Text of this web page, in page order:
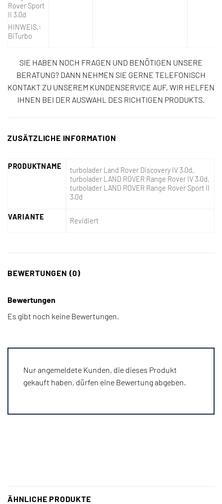
Rover Sport
II 3.0d
HINWEIS,:
BiTurbo
SIE HABEN NOCH FRAGEN UND BENÖTIGEN UNSERE
BERATUNG? DANN NEHMEN SIE GERNE TELEFONISCH
KONTAKT ZU UNSEREM KUNDENSERVICE AUF, WIR HELFEN
IHNEN BEI DER AUSWAHL DES RICHTIGEN PRODUKTS.
ZUSÄTZLICHE INFORMATION
PRODUKTNAME
turbolader Land Rover Discovery IV 3.0d,
turbolader LAND ROVER Range Rover IV 3.0d,
turbolader LAND ROVER Range Rover Sport II
3.0d
VARIANTE Revidiert
BEWERTUNGEN (0)
Bewertungen
Es gibt noch keine Bewertungen.
Nur angemeldete Kunden, die dieses Produkt
gekauft haben, dürfen eine Bewertung abgeben.
ÄHNLICHE PRODUKTE